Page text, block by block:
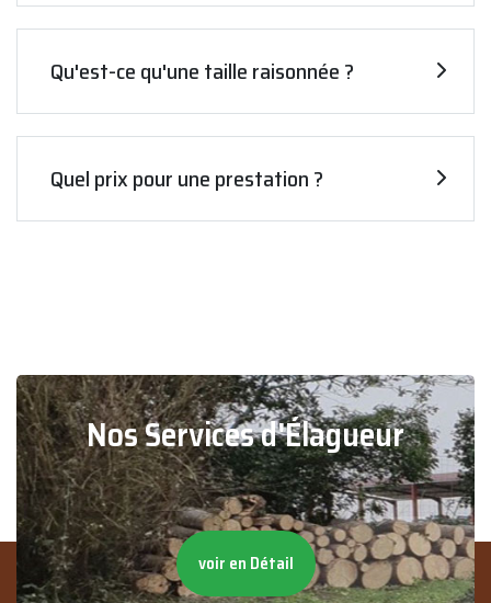
Qu'est-ce qu'une taille raisonnée ?
Quel prix pour une prestation ?
Nos Services d'Élagueur
voir en Détail